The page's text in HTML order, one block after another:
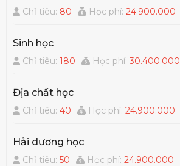
Chỉ tiêu: 80 Học phí:24.900.000
Sinh học
Chỉ tiêu:180 Học phí:30.400.000
Địa chất học
Chỉ tiêu:40 Học phí:24.900.000
Hải dương học
Chỉ tiêu:50 Học phí:24.900.000